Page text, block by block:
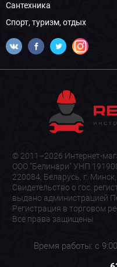
Сантехника
Спорт, туризм, отдых
© 2011–2026 Интернет-
ООО "Белинари" УНП
220084, Беларусь, г.
Свидетельство о гос.
выдано администрацией
Регистрация в торговом
Все права защищены
Время работы: с